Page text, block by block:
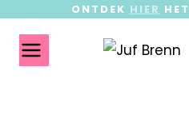
ONTDEK HIER